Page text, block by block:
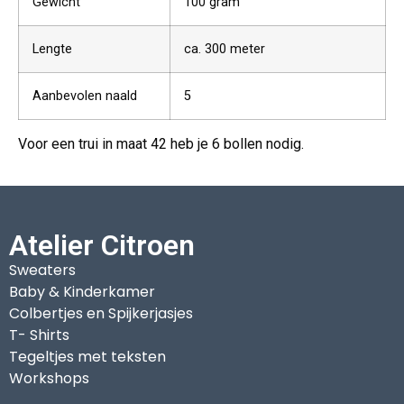
Lengte ca. 300 meter
Aanbevolen naald 5
Voor een trui in maat 42 heb je 6 bollen nodig.
Atelier Citroen
Sweaters
Baby & Kinderkamer
Colbertjes en Spijkerjasjes
T- Shirts
Tegeltjes met teksten
Workshops